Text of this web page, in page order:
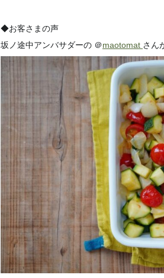
◆お客さまの声
坂ノ途中アンバサダーの ＠maotomat さん